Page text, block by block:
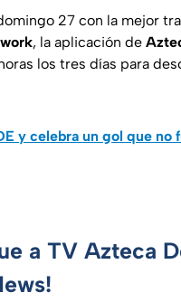
27 con la mejor
, la aplicación de
los tres días para
y celebra un gol que no
a TV Azteca